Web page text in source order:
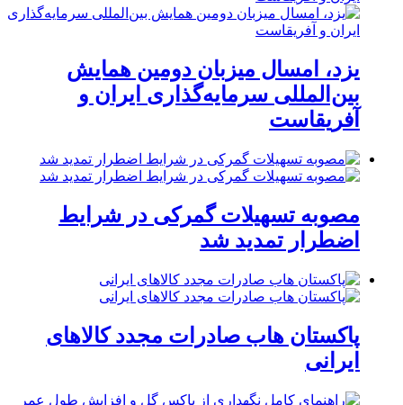
یزد، امسال میزبان دومین همایش
بین‌المللی سرمایه‌گذاری ایران و
آفریقاست
مصوبه تسهیلات گمرکی در شرایط
اضطرار تمدید شد
پاکستان هاب صادرات مجدد کالاهای
ایرانی